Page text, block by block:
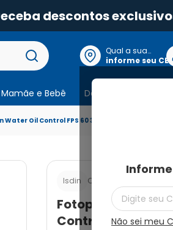
descontos
Qual a sua
localização?
informe seu CEP
Não sei meu
Mamãe e Bebê Dermocosmeticos
Oil Control FPS 60 30ml
Isdin Cod.:
Fotoprotetor
Control FPS 60